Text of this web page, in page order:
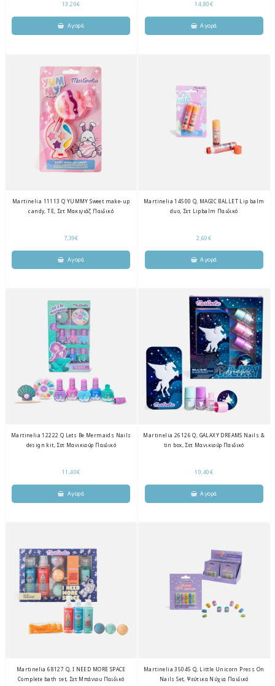
13,20€ 14,80€
Martinelia 11113 Q YUMMY Sweet make-up
candy, ΤΕ, Σετ Μακιγιάζ Παιδικό
7,39€
Martinelia 14500 Q, MAGIC BALLET Lip balm
duo, Σετ Lipbalm Παιδικό
2,60€
Martinelia 12222 Q Lets Be Mermaids Nails
design kit, Σετ Μανικιούρ Παιδικό
11,40€
Martinelia 26126 Q, GALAXY DREAMS Nails &
tin box, Σετ Μανικιούρ Παιδικό
10,40€
Martinelia 68127 Q, I NEED MORE SPACE
Complete bath set, Σετ Μπάνιου Παιδικό
Martinelia 35045 Q, Little Unicorn Press On
Nails Set, Ψεύτικα Νύχια Παιδικό